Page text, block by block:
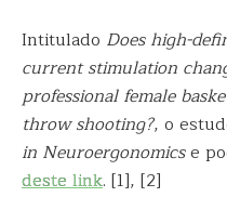
Intitulado Does high-
current stimulation
professional female
throw shooting?, o
in Neuroergonomicse
deste link. [1], [2]